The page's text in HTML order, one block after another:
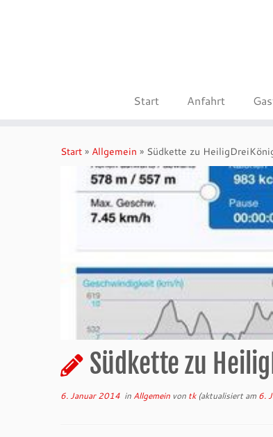
Start Anfahrt
Start » Allgemein » Südkette zu
Südkette zu
6. Januar 2014 in Allgemein von tk(aktualisiert am 6.